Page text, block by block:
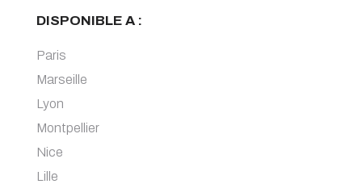
DISPONIBLE A :
Paris
Marseille
Lyon
Montpellier
Nice
Lille